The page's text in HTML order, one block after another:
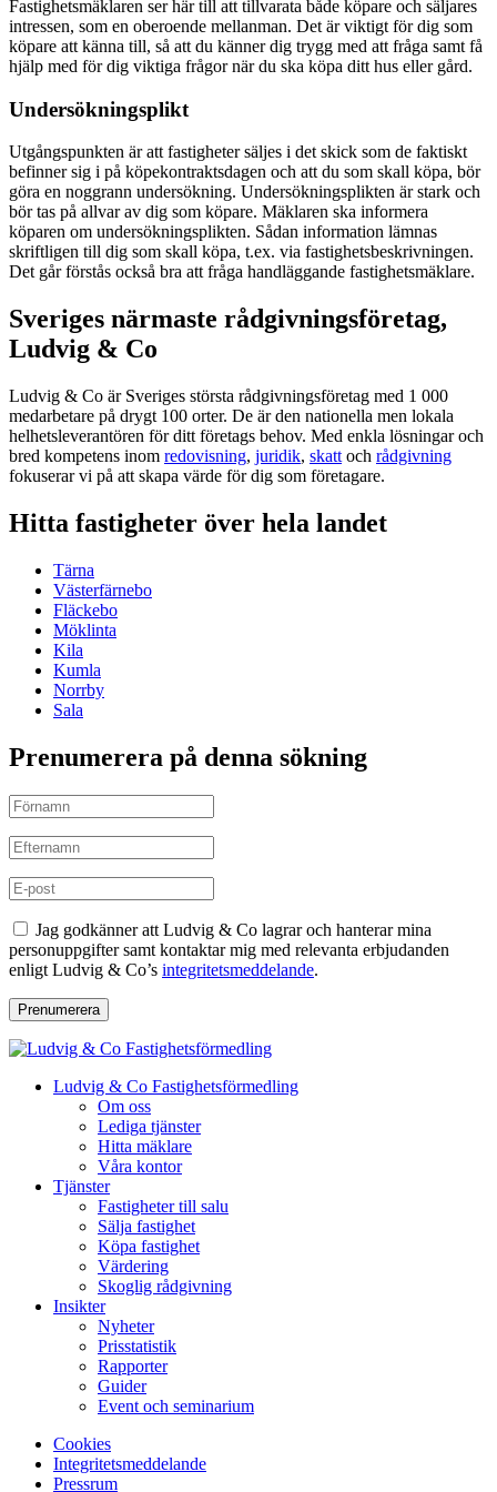
Fastighetsmäklaren ser här till att tillvarata både köpare och säljares
intressen, som en oberoende mellanman. Det är viktigt för dig som
köpare att känna till, så att du känner dig trygg med att fråga samt få
hjälp med för dig viktiga frågor när du ska köpa ditt hus eller gård.
Undersökningsplikt
Utgångspunkten är att fastigheter säljes i det skick som de faktiskt
befinner sig i på köpekontraktsdagen och att du som skall köpa, bör
göra en noggrann undersökning. Undersökningsplikten är stark och
bör tas på allvar av dig som köpare. Mäklaren ska informera
köparen om undersökningsplikten. Sådan information lämnas
skriftligen till dig som skall köpa, t.ex. via fastighetsbeskrivningen.
Det går förstås också bra att fråga handläggande fastighetsmäklare.
Sveriges närmaste rådgivningsföretag,
Ludvig & Co
Ludvig & Co är Sveriges största rådgivningsföretag med 1 000
medarbetare på drygt 100 orter. De är den nationella men lokala
helhetsleverantören för ditt företags behov. Med enkla lösningar och
bred kompetens inom redovisning, juridik, skatt och rådgivning
fokuserar vi på att skapa värde för dig som företagare.
Hitta fastigheter över hela landet
Tärna
Västerfärnebo
Fläckebo
Möklinta
Kila
Kumla
Norrby
Sala
Prenumerera på denna sökning
Jag godkänner att Ludvig & Co lagrar och hanterar mina
personuppgifter samt kontaktar mig med relevanta erbjudanden
enligt Ludvig & Co’s integritetsmeddelande.
Prenumerera
Ludvig & Co Fastighetsförmedling
Om oss
Lediga tjänster
Hitta mäklare
Våra kontor
Tjänster
Fastigheter till salu
Sälja fastighet
Köpa fastighet
Värdering
Skoglig rådgivning
Insikter
Nyheter
Prisstatistik
Rapporter
Guider
Event och seminarium
Cookies
Integritetsmeddelande
Pressrum